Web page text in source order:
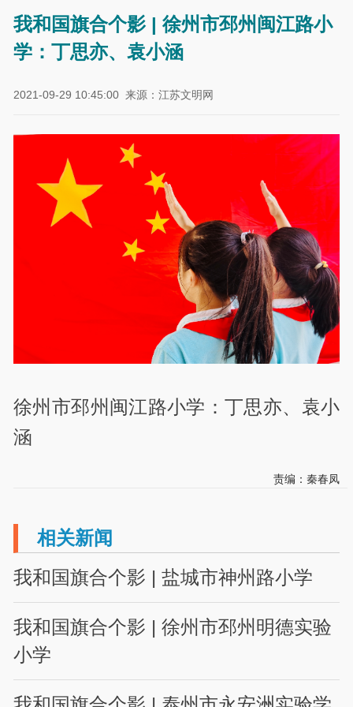
我和国旗合个影 | 徐州市邳州闽江路小
学：丁思亦、袁小涵
2021-09-29 10:45:00 来源：江苏文明网
徐州市邳州闽江路小学：丁思亦、袁小
涵
责编：秦春凤
相关新闻
我和国旗合个影 | 盐城市神州路小学
我和国旗合个影 | 徐州市邳州明德实验
小学